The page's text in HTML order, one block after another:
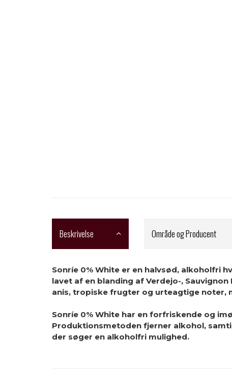
Beskrivelse Område og Producent
Sonríe 0% White er en halvsød, alkoholfri
lavet af en blanding af Verdejo-,
anis, tropiske frugter og urteagtige noter,
Sonríe 0% White har en forfriskende og
Produktionsmetoden fjerner alkohol,
der søger en alkoholfri mulighed.